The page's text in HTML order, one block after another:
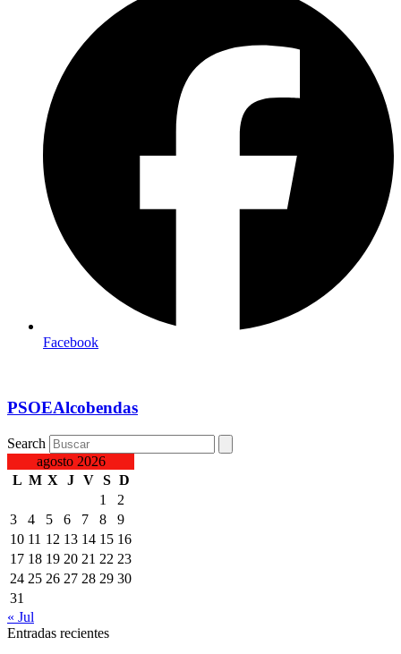
Facebook
PSOEAlcobendas
Search
agosto 2026
L M X J V S D
1
2
3
4 5 6 7 8
9
10 11 12 13 14 15 16
17 18 19 20 21 22 23
24 25 26 27 28 29 30
31
« Jul
Entradas recientes